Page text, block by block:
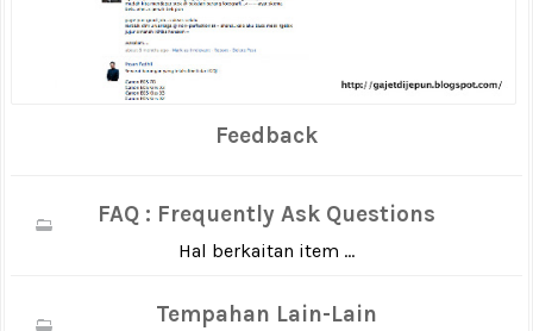
Feedback
FAQ : Frequently Ask Questions
Hal berkaitan item ...
Tempahan Lain-Lain